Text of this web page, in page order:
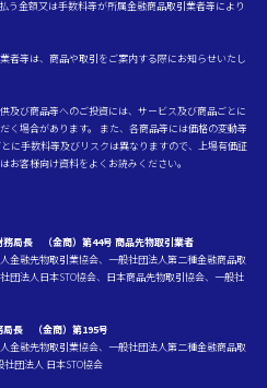
う金額又は手数料等が所属金融商品取引業者等により
者等は、商品や取引をご案内する際にお知らせいたし
及び商品等へのご投資には、サービス及び商品ごとに
く場合があります。 また、各商品等には価格の変動等
に手数料等及びリスクは異なりますので、上場有価証
お客様向け資料をよくお読みください。
局長 （金商）第44号 商品先物取引業者
金融先物取引業協会、一般社団法人第二種金融商品取
団法人日本STO協会、日本商品先物取引協会、一般社
局長 （金商）第195号
金融先物取引業協会、一般社団法人第二種金融商品取
団法人 日本STO協会